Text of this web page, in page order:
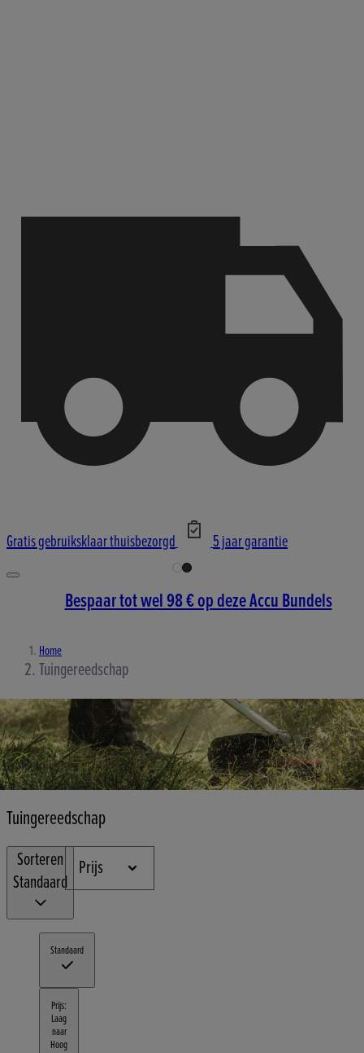
Gratis gebruiksklaar thuisbezorgd 5 jaar garantie
Bespaar tot wel 98 € op deze Accu Bundels
Home
Tuingereedschap
Tuingereedschap
Sorteren
Standaard
Standaard
Prijs:
Laag
naar
Hoog
Prijs